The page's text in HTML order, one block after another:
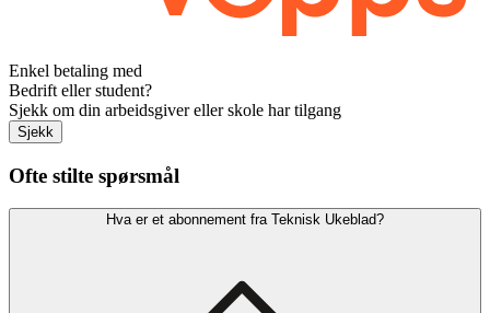
Enkel betaling med
Bedrift eller student?
Sjekk om din arbeidsgiver eller skole har tilgang
Sjekk
Ofte stilte spørsmål
Hva er et abonnement fra Teknisk Ukeblad?